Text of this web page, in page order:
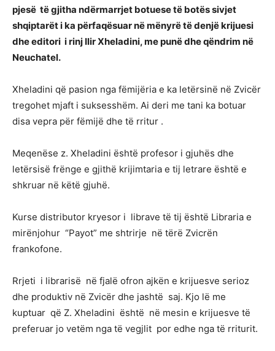
pjesë të gjitha ndërmarrjet botuese të botës sivjet
shqiptarët i ka përfaqësuar në mënyrë të denjë krijuesi
dhe editori i rinj Ilir Xheladini, me punë dhe qëndrim në
Neuchatel.
Xheladini që pasion nga fëmijëria e ka letërsinë në Zvicër
tregohet mjaft i suksesshëm. Ai deri me tani ka botuar
disa vepra për fëmijë dhe të rritur .
Meqenëse z. Xheladini është profesor i gjuhës dhe
letërsisë frënge e gjithë krijimtaria e tij letrare është e
shkruar në këtë gjuhë.
Kurse distributor kryesor i librave të tij është Libraria e
mirënjohur “Payot” me shtrirje në tërë Zvicrën
frankofone.
Rrjeti i librarisë në fjalë ofron ajkën e krijuesve serioz
dhe produktiv në Zvicër dhe jashtë saj. Kjo lë me
kuptuar që Z. Xheladini është në mesin e krijuesve të
preferuar jo vetëm nga të vegjlit por edhe nga të rriturit.